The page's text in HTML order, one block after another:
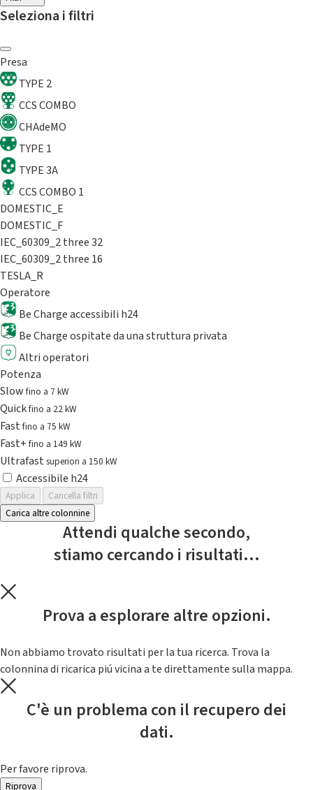
Seleziona i filtri
Presa
TYPE 2
CCS COMBO
CHAdeMO
TYPE 1
TYPE 3A
CCS COMBO 1
DOMESTIC_E
DOMESTIC_F
IEC_60309_2 three 32
IEC_60309_2 three 16
TESLA_R
Operatore
Be Charge accessibili h24
Be Charge ospitate da una struttura privata
Altri operatori
Potenza
Slowfino a 7 kW
Quickfino a 22 kW
Fastfino a 75 kW
Fast+fino a 149 kW
Ultrafast superiori a 150 kW
Accessibile h24
Applica
Cancella filtri
Carica altre colonnine
Attendi qualche secondo,
stiamo cercando i risultati...
Prova a esplorare altre opzioni.
Non abbiamo trovato risultati per la tua ricerca. Trova la
colonnina di ricarica piú vicina a te direttamente sulla mappa.
C'è un problema con il recupero dei
dati.
Per favore riprova.
Riprova